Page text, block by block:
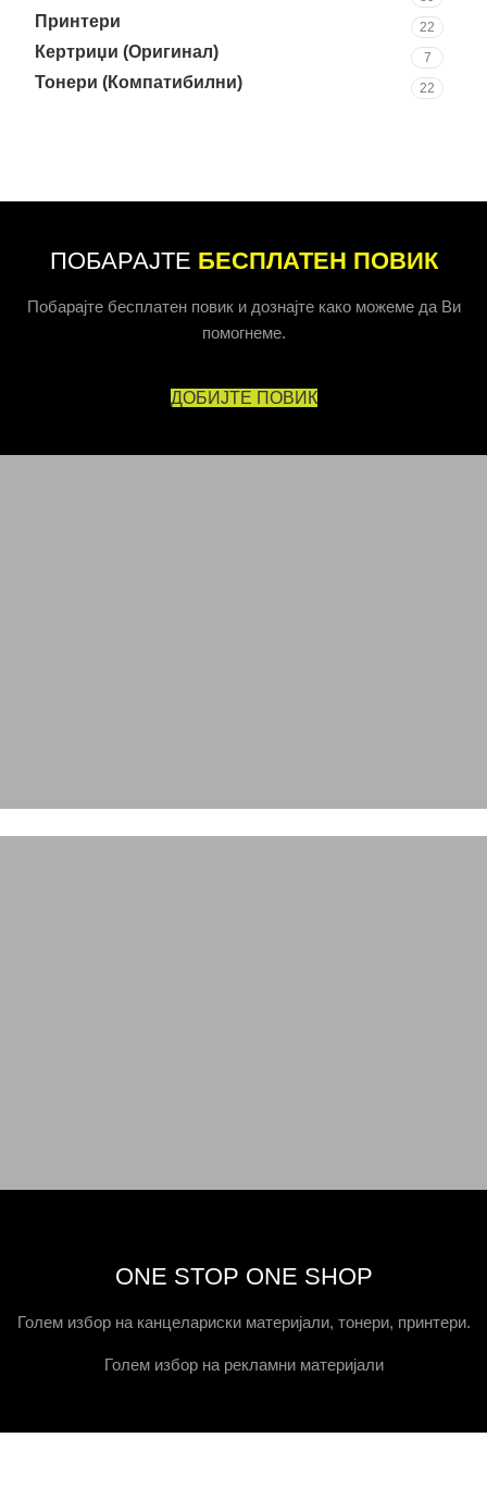
Принтери 22
Кертриџи (Оригинал) 7
Тонери (Компатибилни) 22
ПОБАРАЈТЕ БЕСПЛАТЕН ПОВИК
Побарајте бесплатен повик и дознајте како можеме да Ви
помогнеме.
ДОБИЈТЕ ПОВИК
ONE STOP ONE SHOP
Голем избор на канцелариски материјали, тонери, принтери.
Голем избор на рекламни материјали